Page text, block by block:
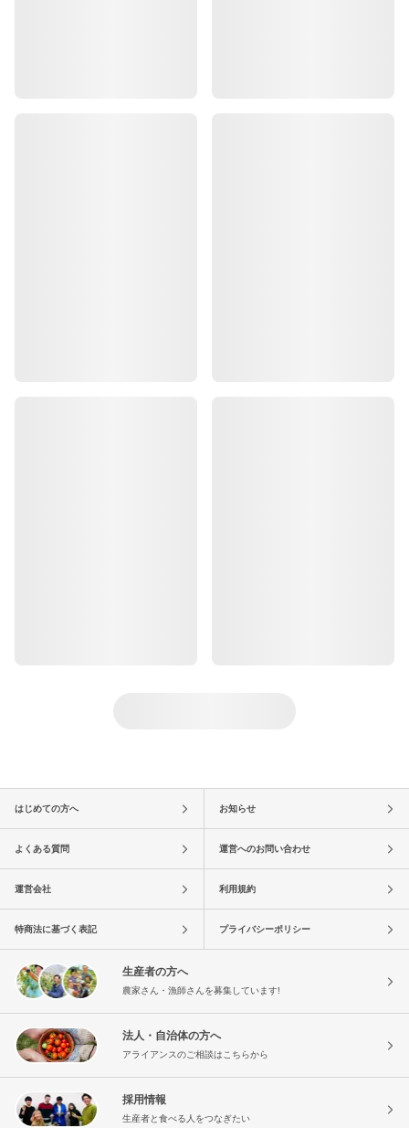
はじめての方へ お知らせ
よくある質問 運営へのお問い合わせ
運営会社 利用規約
特商法に基づく表記 プライバシーポリシー
生産者の方へ
農家さん・漁師さんを募集しています!
法人・自治体の方へ
アライアンスのご相談はこちらから
採用情報
生産者と食べる人をつなぎたい